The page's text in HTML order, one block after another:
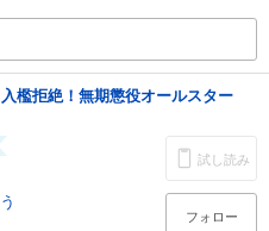
檻拒絶！無期懲役オールスター
試し読み
フォロー